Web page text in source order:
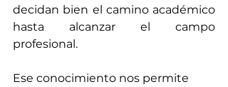
decidan bien el camino académico
hasta alcanzar el campo
profesional.
Ese conocimiento nos permite